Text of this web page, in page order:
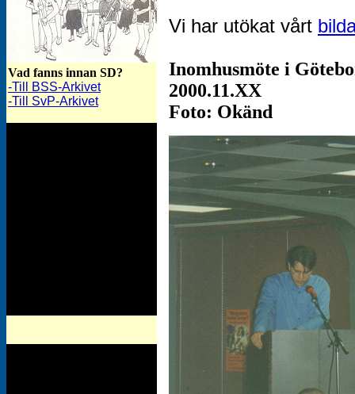
Vad fanns innan SD?
-Till BSS-Arkivet
-Till SvP-Arkivet
Vi har utökat vårt
Inomhusmöte i
2000.11.XX
Foto: Okänd